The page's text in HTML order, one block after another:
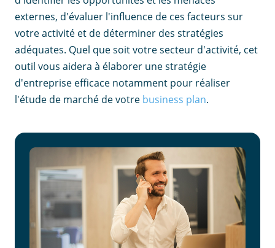
externes, d'évaluer l'influence de ces facteurs sur
votre activité et de déterminer des stratégies
adéquates. Quel que soit votre secteur d'activité, cet
outil vous aidera à élaborer une stratégie
d'entreprise efficace notamment pour réaliser
l'étude de marché de votre business plan.